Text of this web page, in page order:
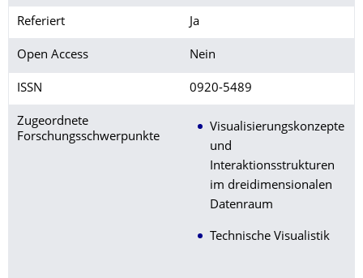
Referiert Ja
Open Access Nein
ISSN 0920-5489
Zugeordnete
Forschungsschwerpunkte
Visualisierungskonzepte
und
Interaktionsstrukturen
im dreidimensionalen
Datenraum
Technische Visualistik